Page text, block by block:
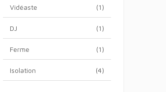
(1)
Vidéaste
(1)
DJ
(1)
Ferme
(4)
Isolation